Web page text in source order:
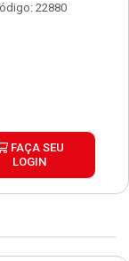
22880
FAÇA SEU
LOGIN